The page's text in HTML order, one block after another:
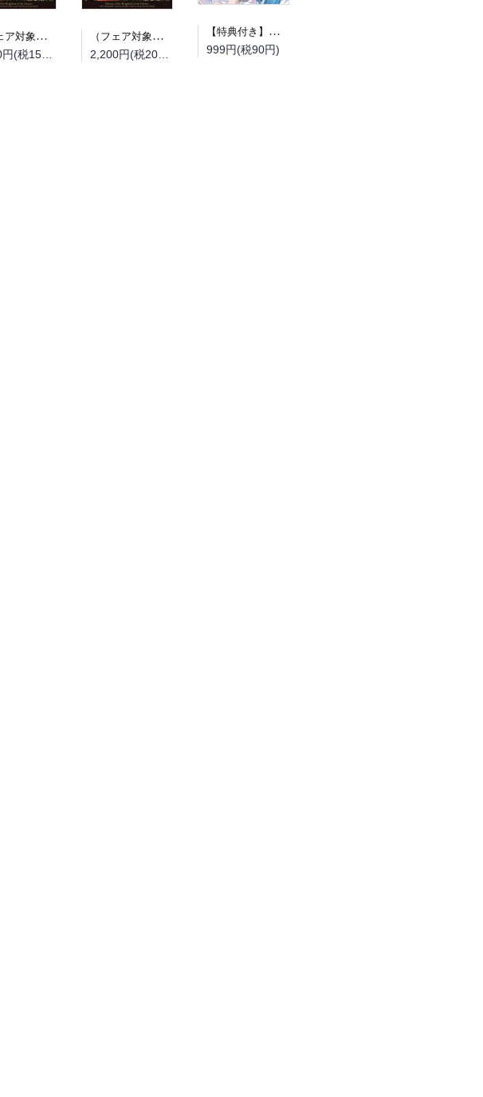
（フェア対象商品）【予約】【特典付き】オルクセン王国史~野蛮なオークの国は、如何にして平和なエルフの国を焼き払うに至ったか~ 7（08/12頃発送予定）
（フェア対象商品）【予約】【特典付き】オルクセン王国史~野蛮なオークの国は、如何にして平和なエルフの国を焼き払うに至ったか~ 7 小冊子付き特装版（08/12頃発送予定）
【特典付き】幼馴染同窓廻
999円(税90円)